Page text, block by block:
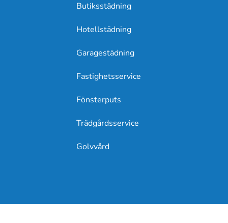
Butiksstädning
Hotellstädning
Garagestädning
Fastighetsservice
Fönsterputs
Trädgårdsservice
Golvvård